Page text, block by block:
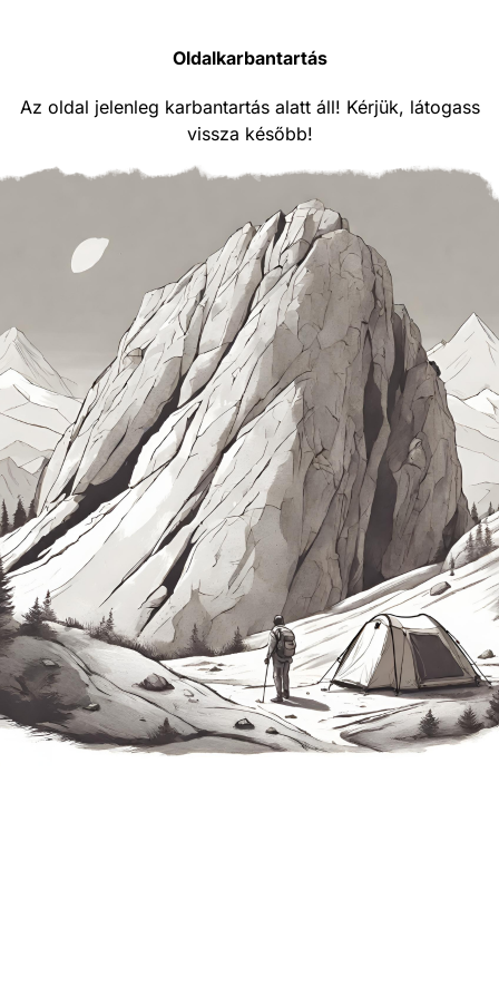
Oldalkarbantartás
Az oldal jelenleg karbantartás alatt áll! Kérjük, látogass
vissza később!